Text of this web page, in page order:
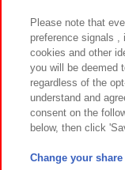
カスタマーハラスメン
Please note that
preference signals
cookies and other
you will be deemed
regardless of the
understand and
consent on the
below, then click
Change your